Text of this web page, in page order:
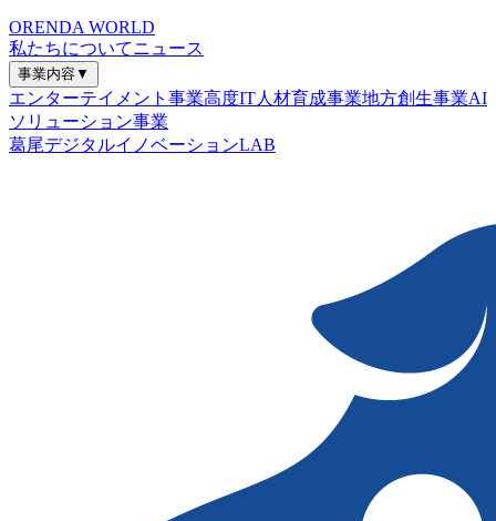
ORENDA WORLD
私たちについてニュース
事業内容▼
エンターテイメント事業高度IT人材育成事業地方創生事業AI
ソリューション事業
葛尾デジタルイノベーションLAB